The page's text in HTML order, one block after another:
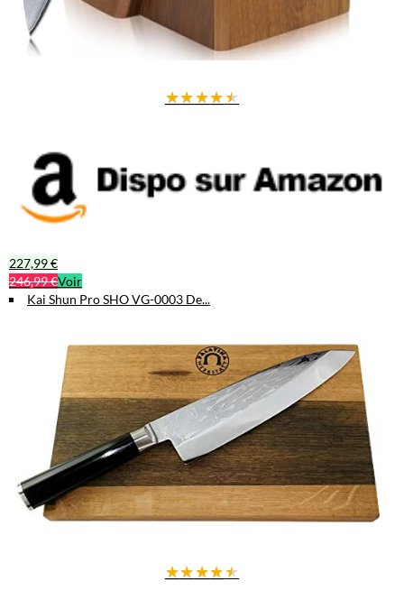
★★★★★
227,99 €
246,99 €Voir
Kai Shun Pro SHO VG-0003 De...
★★★★★